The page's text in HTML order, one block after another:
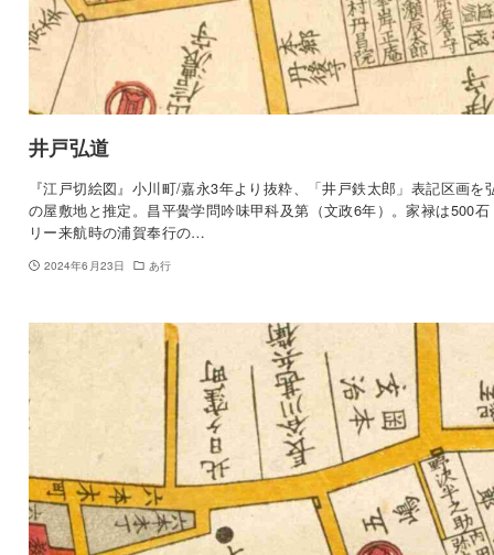
井戸弘道
『江戸切絵図』小川町/嘉永3年より抜粋、「井戸鉄太郎」表記区画を
の屋敷地と推定。昌平黌学問吟味甲科及第（文政6年）。家禄は500石
リー来航時の浦賀奉行の…
2024年6月23日 あ行